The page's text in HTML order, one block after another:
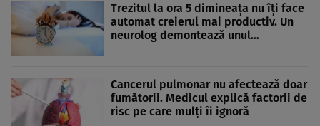
Trezitul la ora 5 dimineața nu îți face
automat creierul mai productiv. Un
neurolog demontează unul…
Cancerul pulmonar nu afectează doar
fumătorii. Medicul explică factorii de
risc pe care mulți îi ignoră